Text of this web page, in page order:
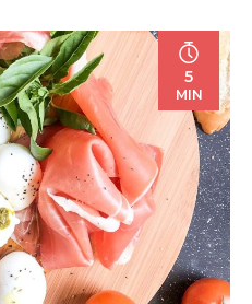
5
MIN